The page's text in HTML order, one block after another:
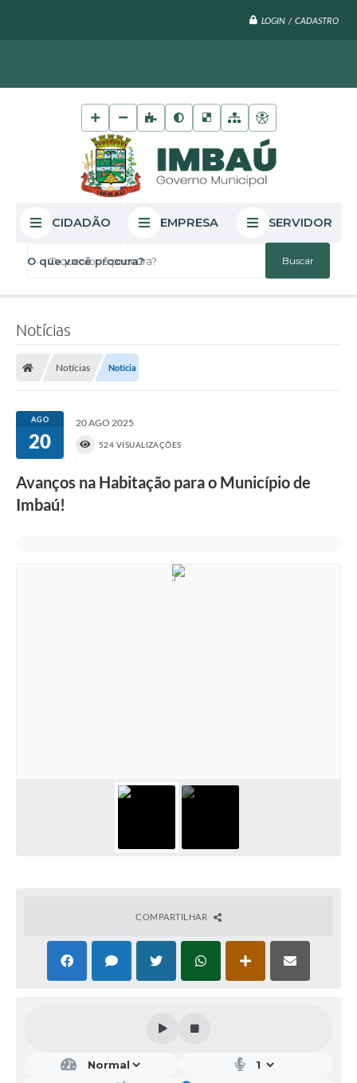
LOGIN / CADASTRO
O que você procura?
CIDADÃO EMPRESA SERVIDOR
Notícias
Notícias Notícia
AGO
20
20 AGO 2025
524 VISUALIZAÇÕES
Avanços na Habitação para o Município de
Imbaú!
COMPARTILHAR